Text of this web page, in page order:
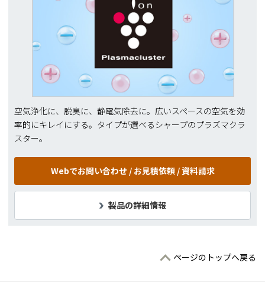
空気浄化に、脱臭に、静電気除去に。広いスペースの空気を効
率的にキレイにする。タイプが選べるシャープのプラズマクラ
スター。
Webでお問い合わせ / お見積依頼 / 資料請求
製品の詳細情報
ページのトップへ戻る